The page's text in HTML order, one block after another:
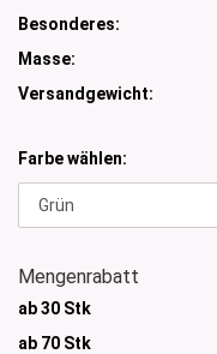
Besonderes:
Masse:
Versandgewicht:
Farbe wählen:
Mengenrabatt
ab 30 Stk
ab 70 Stk